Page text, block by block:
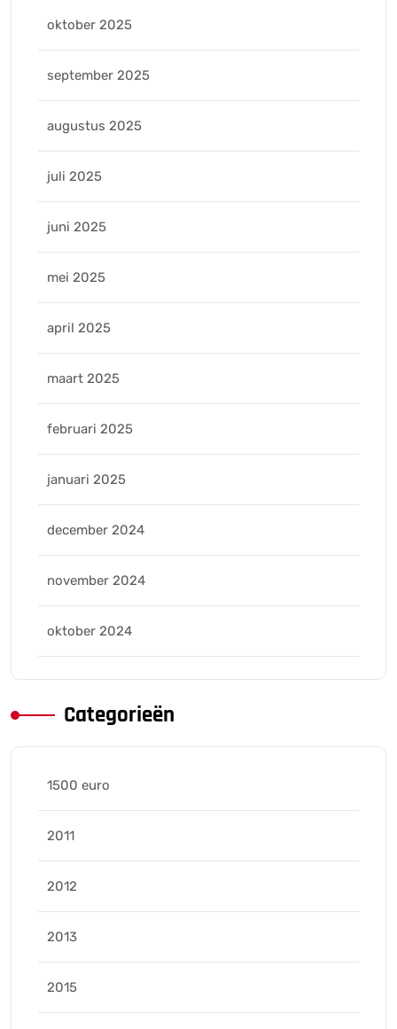
oktober 2025
september 2025
augustus 2025
juli 2025
juni 2025
mei 2025
april 2025
maart 2025
februari 2025
januari 2025
december 2024
november 2024
oktober 2024
Categorieën
1500 euro
2011
2012
2013
2015